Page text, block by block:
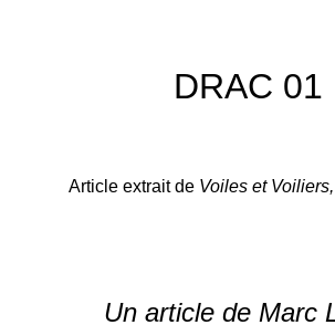
DRAC 01
Article extrait de Voiles et
Un article de Marc